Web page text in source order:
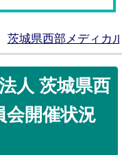
茨城県西部メディカ
人 茨城県西
会開催状況